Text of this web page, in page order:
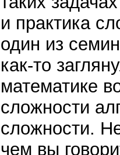
и практика
один из
как-то
математике
сложности
сложности.
чем вы